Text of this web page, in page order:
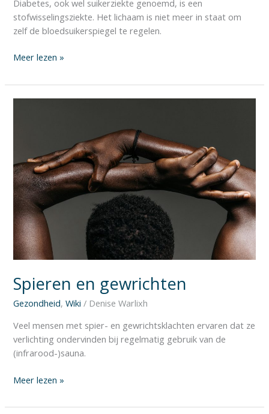
Diabetes, ook wel suikerziekte genoemd, is een
stofwisselingsziekte. Het lichaam is niet meer in staat om
zelf de bloedsuikerspiegel te regelen.
Meer lezen »
Spieren en gewrichten
Gezondheid,Wiki / Denise Warlixh
Veel mensen met spier- en gewrichtsklachten ervaren dat ze
verlichting ondervinden bij regelmatig gebruik van de
(infrarood-)sauna.
Meer lezen »